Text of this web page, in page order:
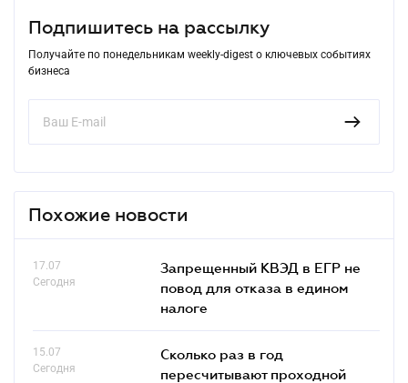
Подпишитесь на рассылку
Получайте по понедельникам weekly-digest о ключевых событиях
бизнеса
Похожие новости
17.07
Сегодня
Запрещенный КВЭД в ЕГР не
повод для отказа в едином
налоге
15.07
Сегодня
Сколько раз в год
пересчитывают проходной